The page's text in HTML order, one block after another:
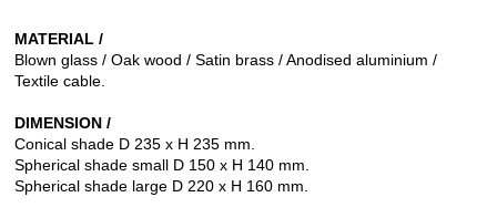
MATERIAL /
Blown glass / Oak wood / Satin brass / Anodised aluminium /
Textile cable.
DIMENSION /
Conical shade D 235 x H 235 mm.
Spherical shade small D 150 x H 140 mm.
Spherical shade large D 220 x H 160 mm.